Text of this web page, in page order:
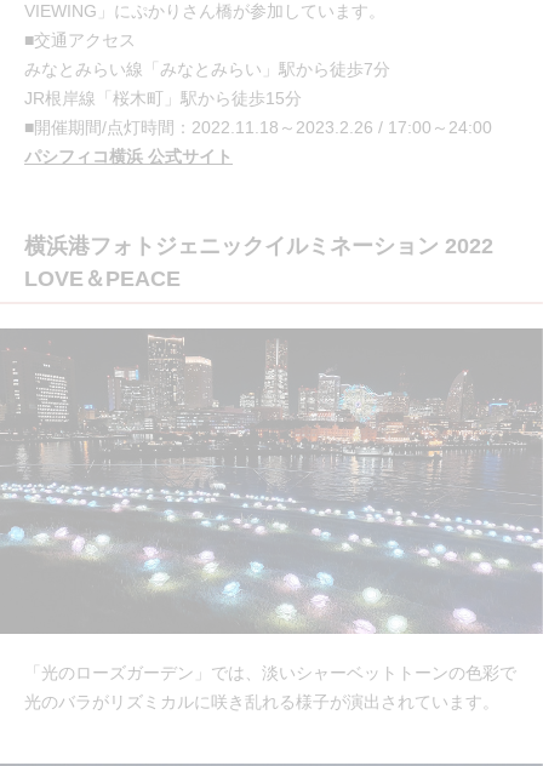
VIEWING」にぷかりさん橋が参加しています。
■交通アクセス
みなとみらい線「みなとみらい」駅から徒歩7分
JR根岸線「桜木町」駅から徒歩15分
■開催期間/点灯時間：2022.11.18～2023.2.26 / 17:00～24:00
パシフィコ横浜 公式サイト
横浜港フォトジェニックイルミネーション 2022
LOVE＆PEACE
「光のローズガーデン」では、淡いシャーベットトーンの色彩で
光のバラがリズミカルに咲き乱れる様子が演出されています。